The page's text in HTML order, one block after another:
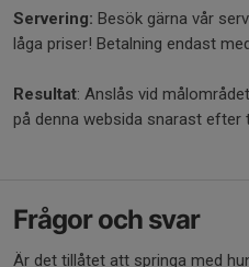
Servering: Besök gärna vår
låga priser! Betalning endast
Resultat: Anslås vid
på denna websida snarast efter
Frågor och svar
Är det tillåtet att springa med